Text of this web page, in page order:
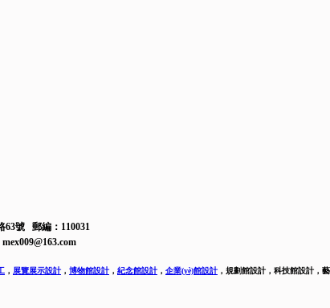
63號 郵編：110031
， 展覽展示設計 ， 博物館設計 ， 紀念館設計 ， 企業(yè)館設計 ， 規劃館設計，科技館設計，藝術